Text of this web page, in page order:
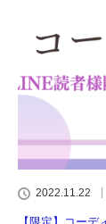
2022.11.22